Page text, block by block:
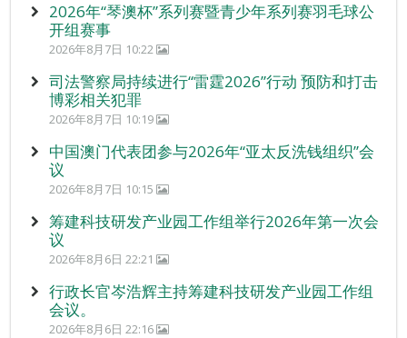
2026年“琴澳杯”系列赛暨青少年系列赛羽毛球公
开组赛事
2026年8月7日 10:22
司法警察局持续进行“雷霆2026”行动 预防和打击
博彩相关犯罪
2026年8月7日 10:19
中国澳门代表团参与2026年“亚太反洗钱组织”会
议
2026年8月7日 10:15
筹建科技研发产业园工作组举行2026年第一次会
议
2026年8月6日 22:21
行政长官岑浩辉主持筹建科技研发产业园工作组
会议。
2026年8月6日 22:16